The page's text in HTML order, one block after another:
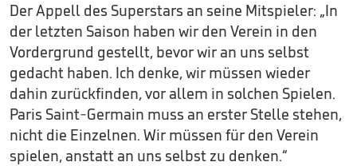
Der Appell des Superstars an seine Mitspieler: „In
der letzten Saison haben wir den Verein in den
Vordergrund gestellt, bevor wir an uns selbst
gedacht haben. Ich denke, wir müssen wieder
dahin zurückfinden, vor allem in solchen Spielen.
Paris Saint-Germain muss an erster Stelle stehen,
nicht die Einzelnen. Wir müssen für den Verein
spielen, anstatt an uns selbst zu denken.“